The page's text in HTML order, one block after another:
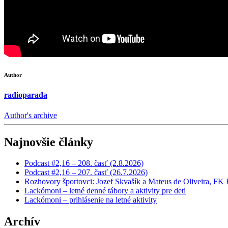
Author
radioparada
Author's archive
Najnovšie články
Podcast #2,16 – 208. časť (2.8.2026)
Podcast #2,16 – 207. časť (26.7.2026)
Rozhovory športovci: Jozef Skvašík a Mateus de Oliveira, FK
Lackómoni – letné denné tábory a aktivity pre deti
Lackómoni – prihlásenie na letné aktivity
Archív